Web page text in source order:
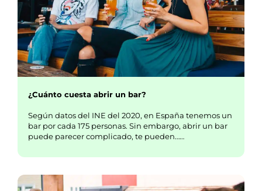
¿Cuánto cuesta abrir un bar?
Según datos del INE del 2020, en España tenemos un
bar por cada 175 personas. Sin embargo, abrir un bar
puede parecer complicado, te pueden……